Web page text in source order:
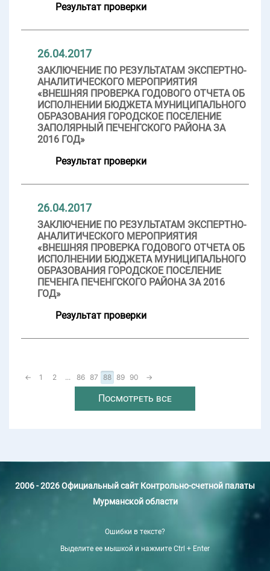
Результат проверки
26.04.2017
ЗАКЛЮЧЕНИЕ ПО РЕЗУЛЬТАТАМ ЭКСПЕРТНО-
АНАЛИТИЧЕСКОГО МЕРОПРИЯТИЯ
«ВНЕШНЯЯ ПРОВЕРКА ГОДОВОГО ОТЧЕТА ОБ
ИСПОЛНЕНИИ БЮДЖЕТА МУНИЦИПАЛЬНОГО
ОБРАЗОВАНИЯ ГОРОДСКОЕ ПОСЕЛЕНИЕ
ЗАПОЛЯРНЫЙ ПЕЧЕНГСКОГО РАЙОНА ЗА
2016 ГОД»
Результат проверки
26.04.2017
ЗАКЛЮЧЕНИЕ ПО РЕЗУЛЬТАТАМ ЭКСПЕРТНО-
АНАЛИТИЧЕСКОГО МЕРОПРИЯТИЯ
«ВНЕШНЯЯ ПРОВЕРКА ГОДОВОГО ОТЧЕТА ОБ
ИСПОЛНЕНИИ БЮДЖЕТА МУНИЦИПАЛЬНОГО
ОБРАЗОВАНИЯ ГОРОДСКОЕ ПОСЕЛЕНИЕ
ПЕЧЕНГА ПЕЧЕНГСКОГО РАЙОНА ЗА 2016
ГОД»
Результат проверки
← 1 2 ... 86 87 88 89 90 →
Посмотреть все
2006 - 2026 Официальный сайт Контрольно-счетной палаты
Мурманской области
Ошибки в тексте?
Выделите ее мышкой и нажмите Ctrl + Enter